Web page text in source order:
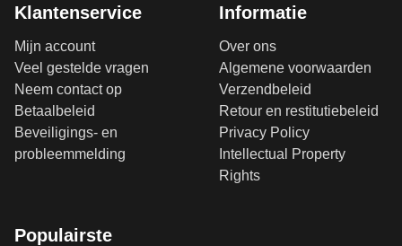
Klantenservice
Mijn account
Veel gestelde vragen
Neem contact op
Betaalbeleid
Beveiligings- en
probleemmelding
Informatie
Over ons
Algemene voorwaarden
Verzendbeleid
Retour en restitutiebeleid
Privacy Policy
Intellectual Property
Rights
Populairste